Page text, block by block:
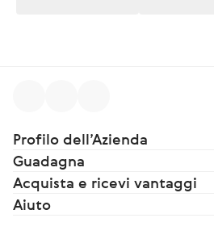
Profilo dell’Azienda
Guadagna
Acquista e ricevi vantaggi
Aiuto